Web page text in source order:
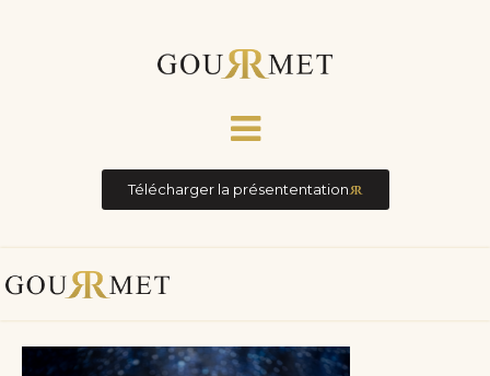
Télécharger la présententation